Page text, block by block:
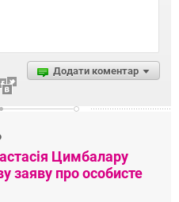
Додати коментар
Цимбалару
заяву про особисте